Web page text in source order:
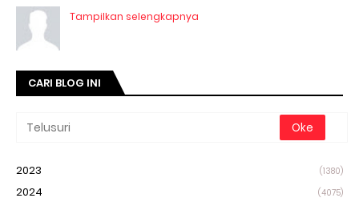
Tampilkan selengkapnya
CARI BLOG INI
2023 (1380)
2024 (4075)